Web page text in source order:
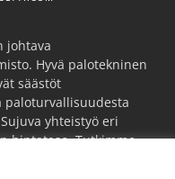
johtava
Hyvä palotekninen
säästöt
paloturvallisuudesta
yhteistyö eri
hintataso. Tutkimme,
eteenpäin.